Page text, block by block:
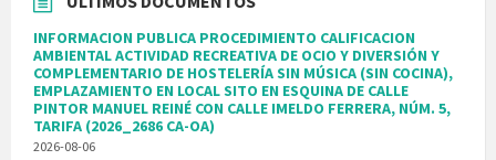
INFORMACION PUBLICA PROCEDIMIENTO CALIFICACION
AMBIENTAL ACTIVIDAD RECREATIVA DE OCIO Y DIVERSIÓN Y
COMPLEMENTARIO DE HOSTELERÍA SIN MÚSICA (SIN COCINA),
EMPLAZAMIENTO EN LOCAL SITO EN ESQUINA DE CALLE
PINTOR MANUEL REINÉ CON CALLE IMELDO FERRERA, NÚM. 5,
TARIFA (2026_2686 CA-OA)
2026-08-06